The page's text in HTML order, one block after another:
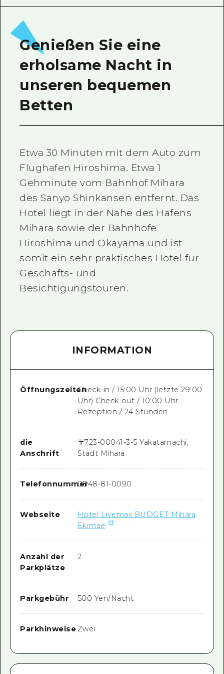
Transportinformationen bei
Genießen Sie eine
erholsame Nacht in
unseren bequemen
Betten
Etwa 30 Minuten mit dem Auto zum
Flughafen Hiroshima. Etwa 1
Gehminute vom Bahnhof Mihara
des Sanyo Shinkansen entfernt. Das
Hotel liegt in der Nähe des Hafens
Mihara sowie der Bahnhöfe
Hiroshima und Okayama und ist
somit ein sehr praktisches Hotel für
Geschäfts- und
Besichtigungstouren.
INFORMATION
ÖffnungszeitenCheck-in / 15:00 Uhr (letzte 29:00
Uhr) Check-out / 10:00 Uhr
Rezeption / 24 Stunden
die
Anschrift
〒723-00041-3-5 Yakatamachi,
Stadt Mihara
Telefonnummer0848-81-0090
Webseite
Hotel Livemax BUDGET Mihara
Ekimae
Anzahl der
Parkplätze
2
Parkgebühr 500 Yen/Nacht
Parkhinweise Zwei